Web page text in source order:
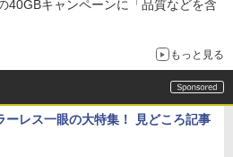
40GBキャンペーンに「品質などを含
もっと見る
ーレス一眼の大特集！ 見どころ記事